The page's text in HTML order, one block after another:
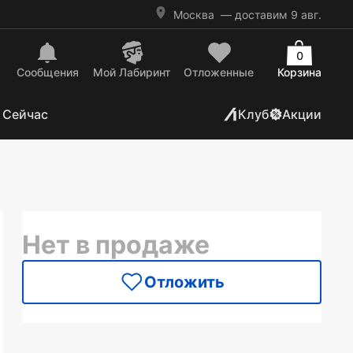
Москва — доставим 9 авг.
Сообщения Mой Лабиринт Отложенные Корзина
0
Клуб Акции
Нет в продаже
Отложить